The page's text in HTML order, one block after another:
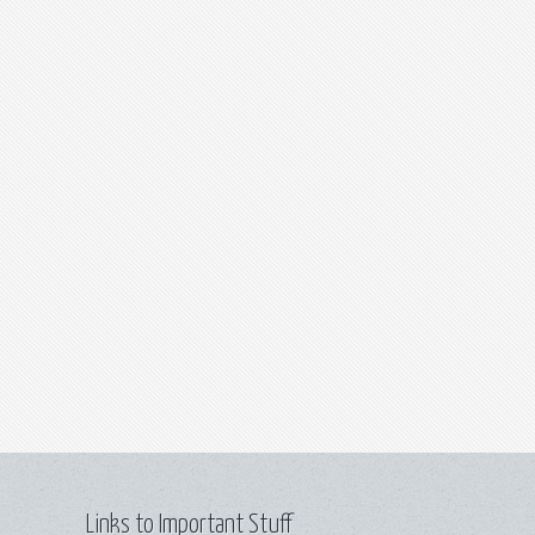
Links to Important Stuff